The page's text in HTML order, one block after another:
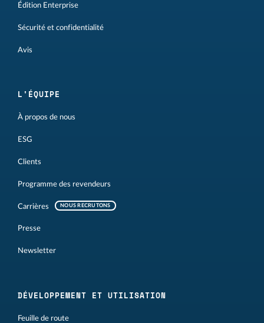
Édition Enterprise
Sécurité et confidentialité
Avis
L'ÉQUIPE
À propos de nous
ESG
Clients
Programme des revendeurs
Carrières NOUS RECRUTONS
Presse
Newsletter
DÉVELOPPEMENT ET UTILISATION
Feuille de route